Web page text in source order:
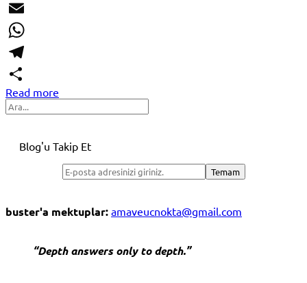
Twitter
Email
WhatsApp
Telegram
Share
Read more
Search
Blog'u Takip Et
buster'a mektuplar: amaveucnokta@gmail.com
“Depth answers only to depth.”